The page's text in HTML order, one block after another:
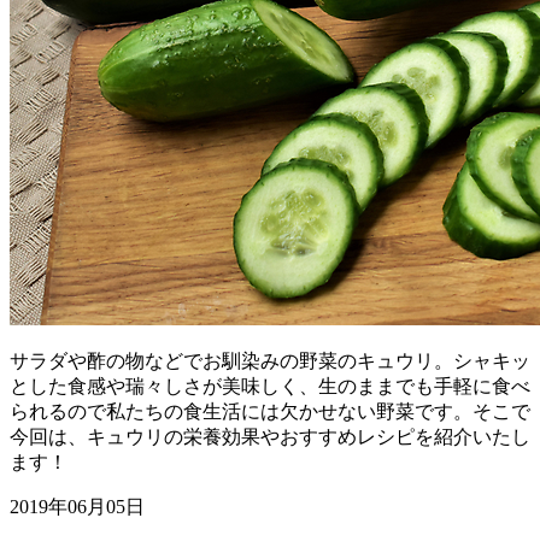
サラダや酢の物などでお馴染みの野菜のキュウリ。シャキッ
とした食感や瑞々しさが美味しく、生のままでも手軽に食べ
られるので私たちの食生活には欠かせない野菜です。そこで
今回は、キュウリの栄養効果やおすすめレシピを紹介いたし
ます！
2019年06月05日